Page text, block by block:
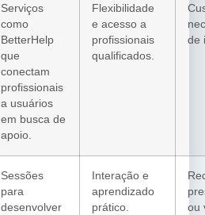
Serviços
como
BetterHelp
que
conectam
profissionais
a usuários
em busca de
apoio.
Flexibilidade
e acesso a
profissionais
qualificados.
de
Sessões
para
desenvolver
Interação e
aprendizado
prático.
ou